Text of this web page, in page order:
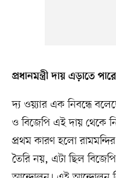
প্রধানমন্ত্রী দায় এড়াতে
দ্য ওয়্যার এক নিবন্ধে
ও বিজেপি এই দায় থেকে
প্রথম কারণ হলো
তৈরি নয়, এটা ছিল